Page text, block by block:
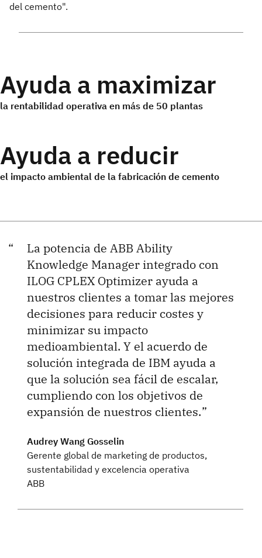
del cemento".
Ayuda a maximizar
la rentabilidad operativa en más de 50 plantas
Ayuda a reducir
el impacto ambiental de la fabricación de cemento
La potencia de ABB Ability
Knowledge Manager integrado con
ILOG CPLEX Optimizer ayuda a
nuestros clientes a tomar las mejores
decisiones para reducir costes y
minimizar su impacto
medioambiental. Y el acuerdo de
solución integrada de IBM ayuda a
que la solución sea fácil de escalar,
cumpliendo con los objetivos de
expansión de nuestros clientes.
Audrey Wang Gosselin
Gerente global de marketing de productos,
sustentabilidad y excelencia operativa
ABB